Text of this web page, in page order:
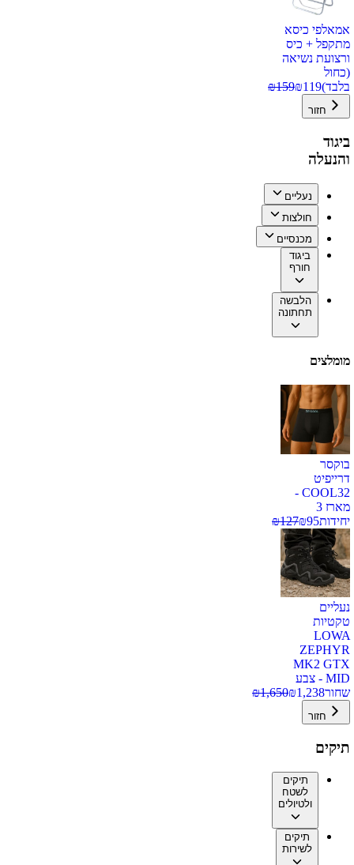
אמאלפי כיסא
מתקפל + כיס
ורצועת נשיאה
(כחול
בלבד)
₪119
₪159
חזור
ביגוד
והנעלה
נעליים
חולצות
מכנסיים
ביגוד
חורף
הלבשה
תחתונה
מומלצים
בוקסר
דרייפיט
COOL32 -
מארז 3
יחידות
₪95
₪127
נעליים
טקטיות
LOWA
ZEPHYR
MK2 GTX
MID - צבע
שחור
₪1,238
₪1,650
חזור
תיקים
תיקים
לשטח
ולטיולים
תיקים
לשירות